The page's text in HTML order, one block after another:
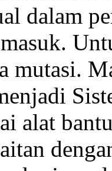
dalam
mutasi.
alat